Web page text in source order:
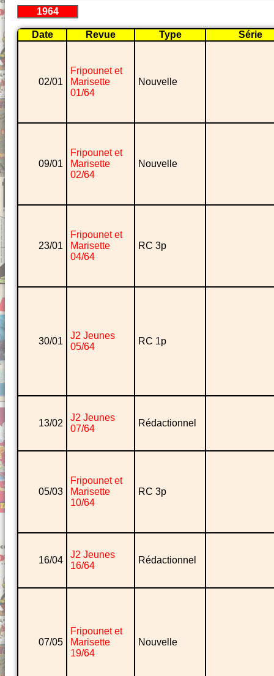
1964
Date Revue Type Série
02/01
Fripounet et
Marisette
01/64
Nouvelle
09/01
Fripounet et
Marisette
02/64
Nouvelle
23/01
Fripounet et
Marisette
04/64
RC 3p
30/01
J2 Jeunes
05/64
RC 1p
13/02
J2 Jeunes
07/64
Rédactionnel
05/03
Fripounet et
Marisette
10/64
RC 3p
16/04
J2 Jeunes
16/64
Rédactionnel
07/05
Fripounet et
Marisette
19/64
Nouvelle